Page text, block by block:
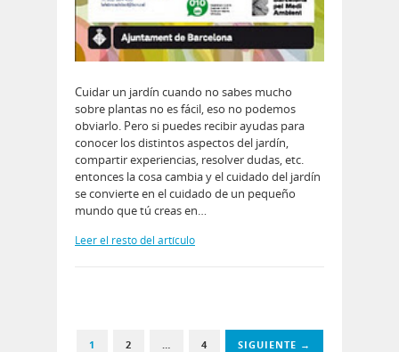
Cuidar un jardín cuando no sabes mucho
sobre plantas no es fácil, eso no podemos
obviarlo. Pero si puedes recibir ayudas para
conocer los distintos aspectos del jardín,
compartir experiencias, resolver dudas, etc.
entonces la cosa cambia y el cuidado del jardín
se convierte en el cuidado de un pequeño
mundo que tú creas en…
Leer el resto del artículo
1 2 4 SIGUIENTE →